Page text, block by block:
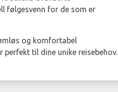
følgesvenn for de som er
og komfortabel
til dine unike reisebehov.